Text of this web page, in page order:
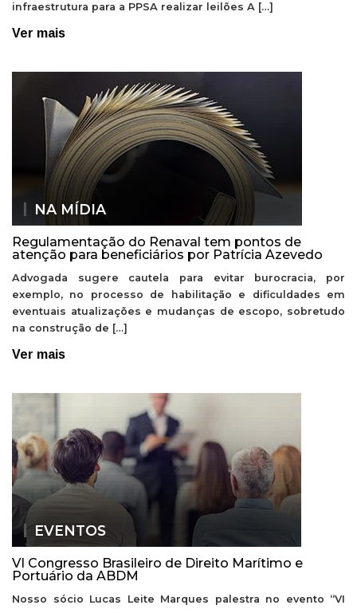
infraestrutura para a PPSA realizar leilões A […]
Ver mais
NA MÍDIA
Regulamentação do Renaval tem pontos de
atenção para beneficiários por Patrícia Azevedo
Advogada sugere cautela para evitar burocracia, por
exemplo, no processo de habilitação e dificuldades em
eventuais atualizações e mudanças de escopo, sobretudo
na construção de […]
Ver mais
EVENTOS
VI Congresso Brasileiro de Direito Marítimo e
Portuário da ABDM
Nosso sócio Lucas Leite Marques palestra no evento “VI